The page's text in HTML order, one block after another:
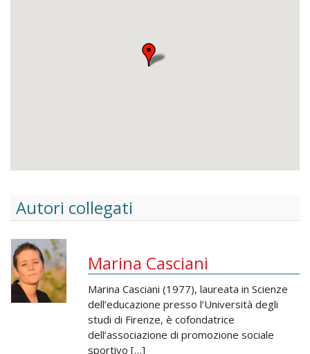
Autori collegati
Marina Casciani
Marina Casciani (1977), laureata in Scienze
dell’educazione presso l’Università degli
studi di Firenze, è cofondatrice
dell’associazione di promozione sociale
sportivo […]